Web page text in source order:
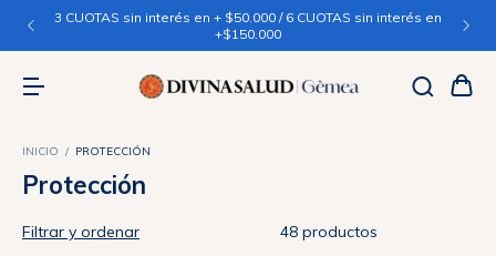
3 CUOTAS sin interés en + $50.000 / 6 CUOTAS sin interés en
+$150.000
INICIO / PROTECCIÓN
Protección
Filtrar y ordenar 48 productos